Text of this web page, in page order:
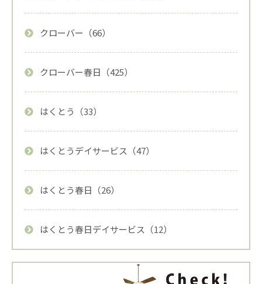
クローバー（66）
クローバー春日（425）
はくとう（33）
はくとうデイサービス（47）
はくとう春日（26）
はくとう春日デイサービス（12）